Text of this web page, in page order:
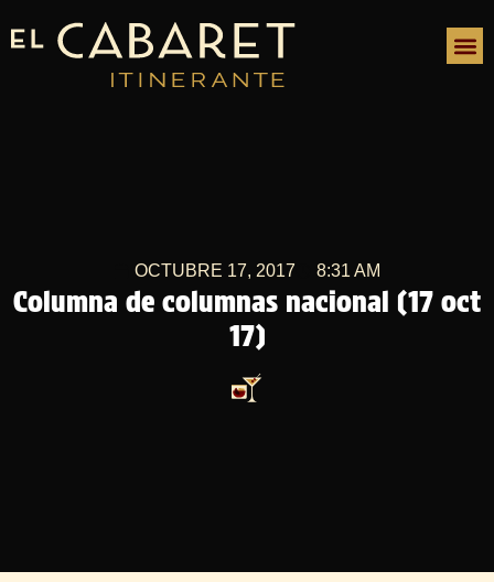
Columna de columnas nacional (17 oct
17)
OCTUBRE 17, 2017 8:31 AM